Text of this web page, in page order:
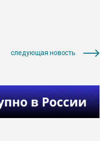
следующая новость